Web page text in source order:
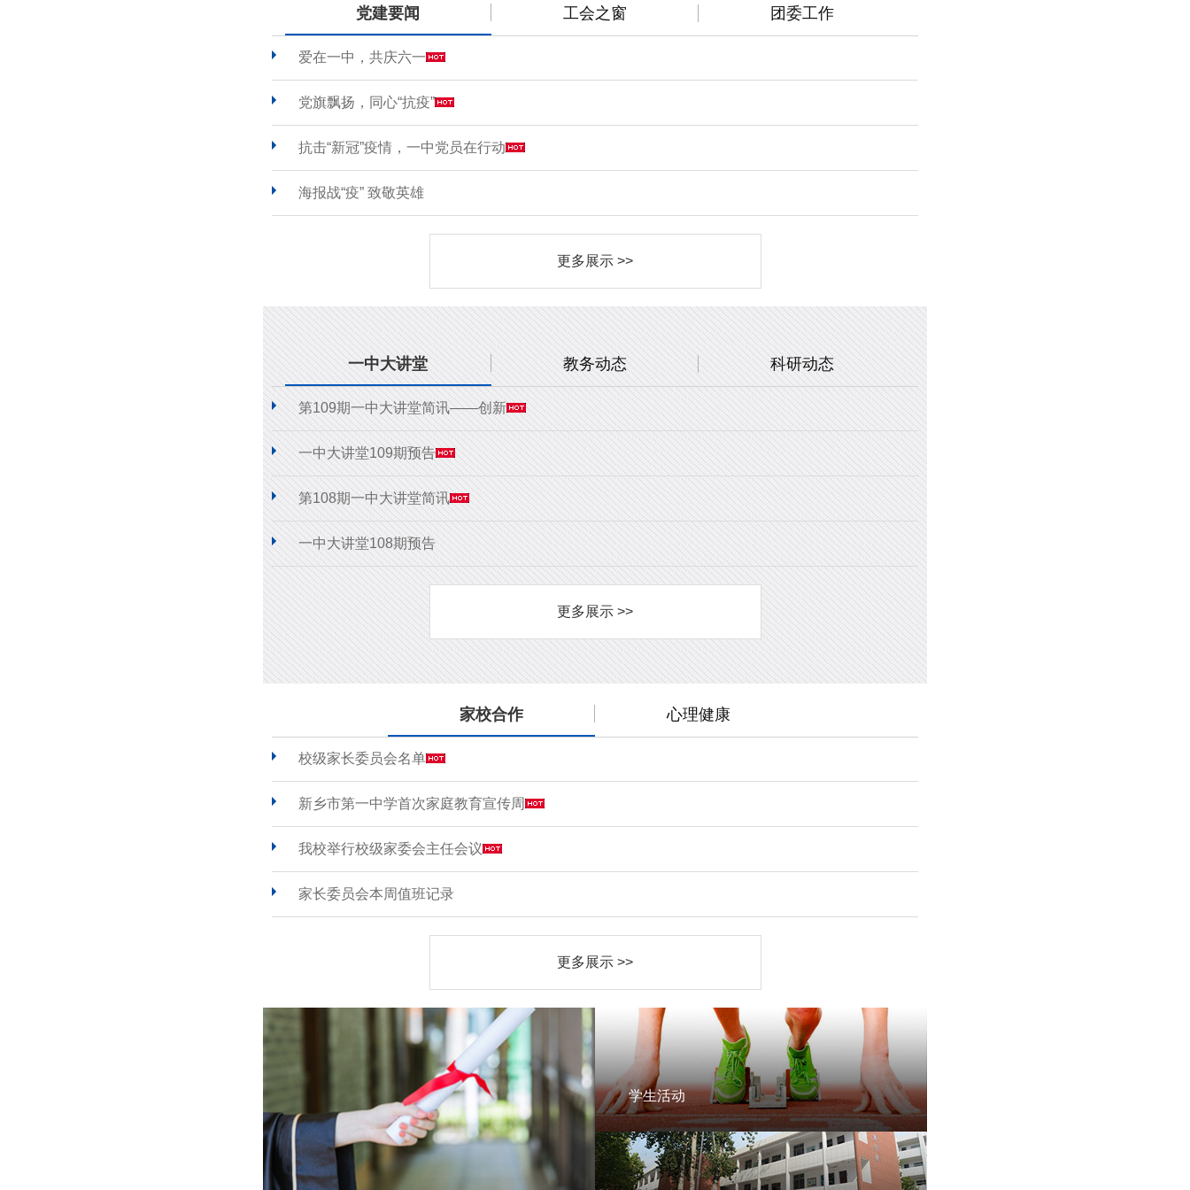
党建要闻 工会之窗 团委工作
爱在一中，共庆六一
党旗飘扬，同心“抗疫”
抗击“新冠”疫情，一中党员在行动
海报战“疫” 致敬英雄
更多展示 >>
一中大讲堂 教务动态 科研动态
第109期一中大讲堂简讯——创新
一中大讲堂109期预告
第108期一中大讲堂简讯
一中大讲堂108期预告
更多展示 >>
家校合作 心理健康
校级家长委员会名单
新乡市第一中学首次家庭教育宣传周
我校举行校级家委会主任会议
家长委员会本周值班记录
更多展示 >>
学生活动
学生活动